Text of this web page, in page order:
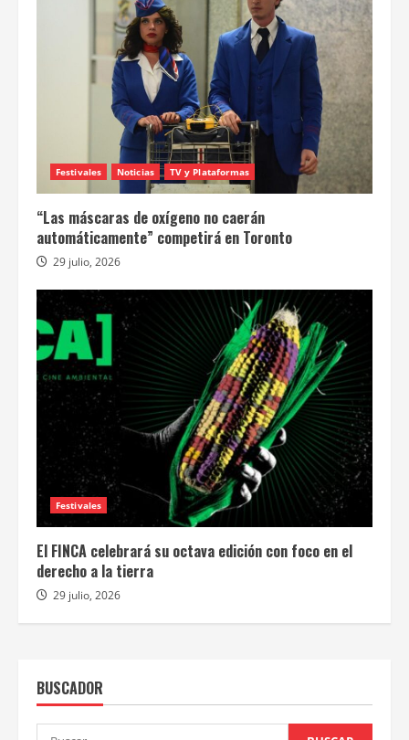
Festivales Noticias TV y Plataformas
“Las máscaras de oxígeno no caerán
automáticamente” competirá en Toronto
29 julio, 2026
Festivales
El FINCA celebrará su octava edición con foco en el
derecho a la tierra
29 julio, 2026
BUSCADOR
Buscar: